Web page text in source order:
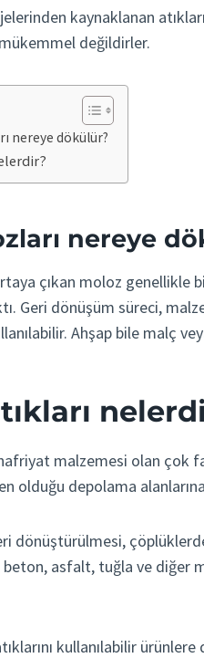
kaynaklanan
değildirler.
nereye dökülür?
nereye
ortaya çıkan moloz
Geri dönüşüm süreci,
Ahşap bile malç
malzemesi olan çok
olduğu depolama alanlarına
dönüştürülmesi,
asfalt, tuğla ve diğer
kullanılabilir